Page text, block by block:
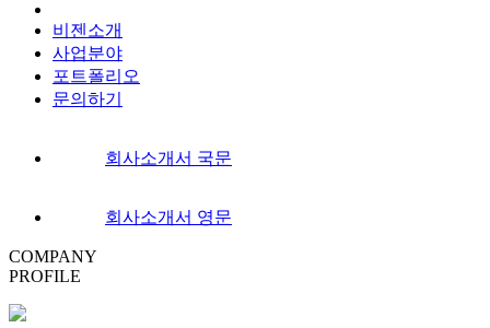
비젠소개
사업분야
포트폴리오
문의하기
회사소개서 국문
회사소개서 영문
COMPANY
PROFILE